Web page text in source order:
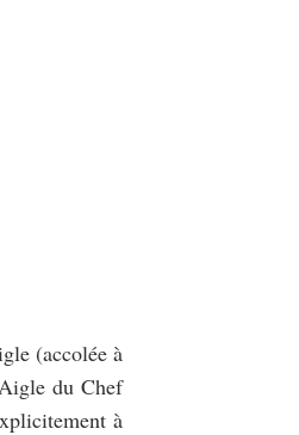
(accolée à
du Chef
à